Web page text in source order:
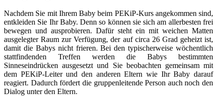
Nachdem Sie mit Ihrem Baby beim PEKiP-Kurs angekommen sind,
entkleiden Sie Ihr Baby. Denn so können sie sich am allerbesten frei
bewegen und ausprobieren. Dafür steht ein mit weichen Matten
ausgelegter Raum zur Verfügung, der auf circa 26 Grad geheizt ist,
damit die Babys nicht frieren. Bei den typischerweise wöchentlich
stattfindenden Treffen werden die Babys bestimmten
Sinneseindrücken ausgesetzt und Sie beobachten gemeinsam mit
dem PEKiP-Leiter und den anderen Eltern wie Ihr Baby darauf
reagiert. Dadurch fördert die gruppenleitende Person auch noch den
Dialog unter den Eltern.